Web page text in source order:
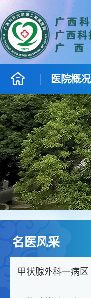
医院概况
名医风采
甲状腺外科一病区